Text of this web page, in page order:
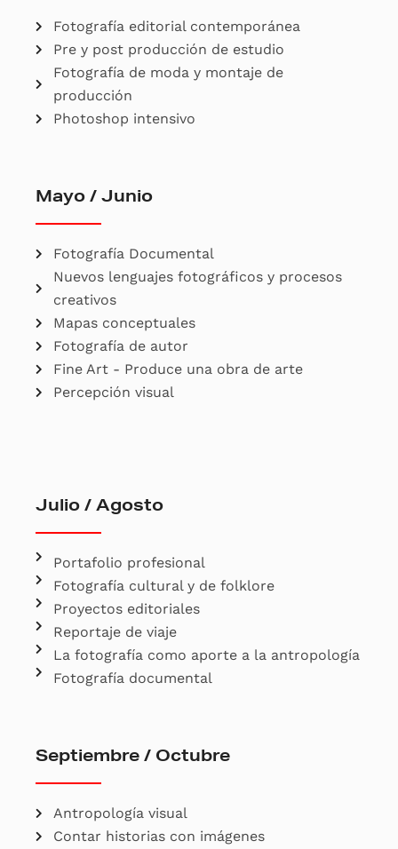
Fotografía editorial contemporánea
Pre y post producción de estudio
Fotografía de moda y montaje de
producción
Photoshop intensivo
Mayo / Junio
Fotografía Documental
Nuevos lenguajes fotográficos y procesos
creativos
Mapas conceptuales
Fotografía de autor
Fine Art - Produce una obra de arte
Percepción visual
Julio / Agosto
Portafolio profesional
Fotografía cultural y de folklore
Proyectos editoriales
Reportaje de viaje
La fotografía como aporte a la antropología
Fotografía documental
Septiembre / Octubre
Antropología visual
Contar historias con imágenes